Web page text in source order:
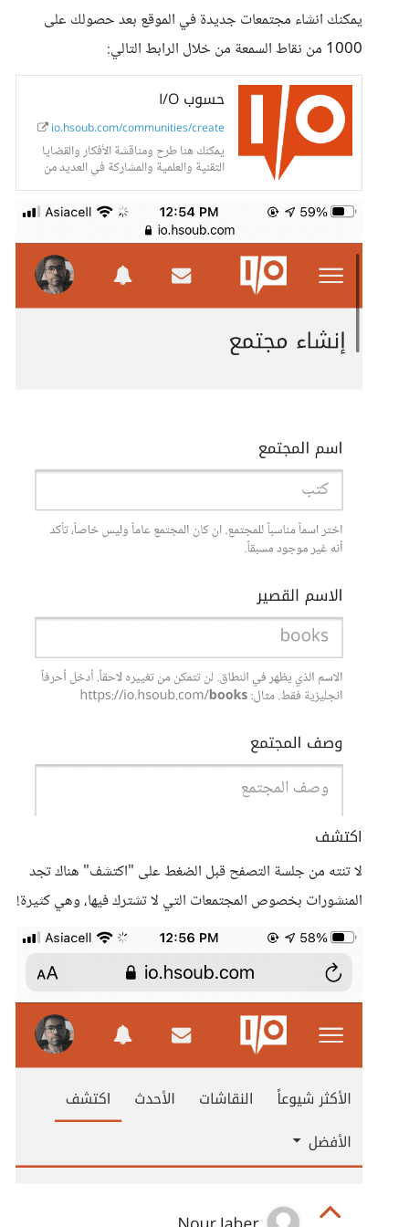
يمكنك انشاء مجتمعات جديدة في الموقع بعد حصولك على
1000 من نقاط السمعة من خلال الرابط التالي:
حسوب I/O
io.hsoub.com/communities/create
يمكنك هنا طرح ومناقشة الأفكار والقضايا
التقنية والعلمية والمشاركة في العديد من
اكتشف
لا تنته من جلسة التصفح قبل الضغط على "اكتشف" هناك تجد
المنشورات بخصوص المجتمعات التي لا تشترك فيها، وهي كثيرة!